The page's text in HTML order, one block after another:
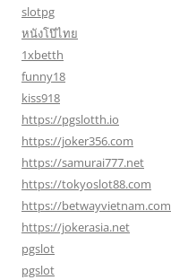
slotpg
หนังโป๊ไทย
1xbetth
funny18
kiss918
https://pgslotth.io
https://joker356.com
https://samurai777.net
https://tokyoslot88.com
https://betwayvietnam.com
https://jokerasia.net
pgslot
pgslot